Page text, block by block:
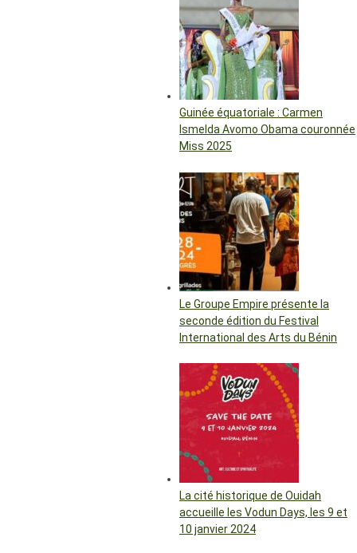
Guinée équatoriale : Carmen
Ismelda Avomo Obama couronnée
Miss 2025
Le Groupe Empire présente la
seconde édition du Festival
International des Arts du Bénin
La cité historique de Ouidah
accueille les Vodun Days, les 9 et
10 janvier 2024